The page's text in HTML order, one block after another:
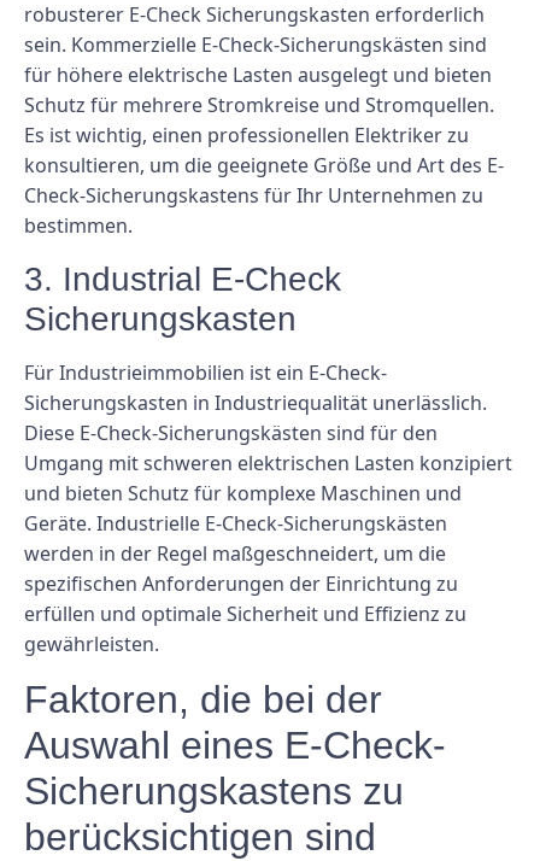
robusterer E-Check Sicherungskasten erforderlich
sein. Kommerzielle E-Check-Sicherungskästen sind
für höhere elektrische Lasten ausgelegt und bieten
Schutz für mehrere Stromkreise und Stromquellen.
Es ist wichtig, einen professionellen Elektriker zu
konsultieren, um die geeignete Größe und Art des E-
Check-Sicherungskastens für Ihr Unternehmen zu
bestimmen.
3. Industrial E-Check
Sicherungskasten
Für Industrieimmobilien ist ein E-Check-
Sicherungskasten in Industriequalität unerlässlich.
Diese E-Check-Sicherungskästen sind für den
Umgang mit schweren elektrischen Lasten konzipiert
und bieten Schutz für komplexe Maschinen und
Geräte. Industrielle E-Check-Sicherungskästen
werden in der Regel maßgeschneidert, um die
spezifischen Anforderungen der Einrichtung zu
erfüllen und optimale Sicherheit und Effizienz zu
gewährleisten.
Faktoren, die bei der
Auswahl eines E-Check-
Sicherungskastens zu
berücksichtigen sind